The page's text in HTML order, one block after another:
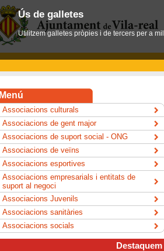
Menú
Associacions culturals
Associacions de gent major
Associacions de suport social - ONG
Associacions de veïns
Associacions esportives
Associacions empresarials i entitats de
suport al negoci
Associacions Juvenils
Associacions sanitàries
Associacions socials
Destaquem
Ús de galletes
Utilitzem galletes pròpies i de tercers per a